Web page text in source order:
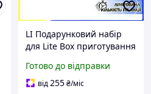
LI Подарунковий набір
для Lite Box приготування
кераміка для чайної
церемонії яп LIP77/R
Готово до відправки
від255₴/міс